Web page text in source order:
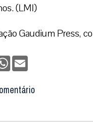
(LMI)
Gaudium Press,
WhatsApp